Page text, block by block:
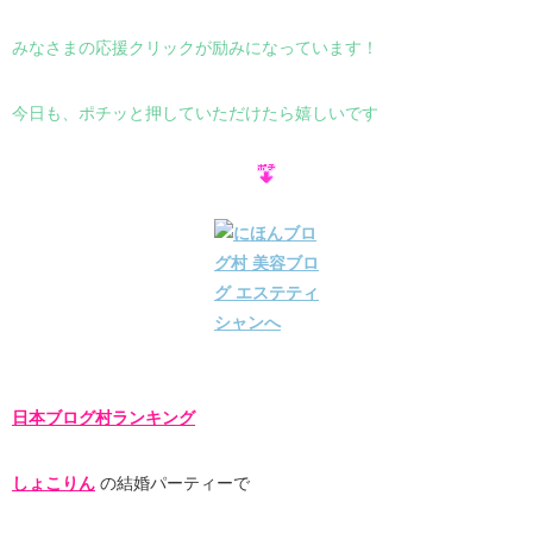
みなさまの応援クリックが励みになっています！
今日も、ポチッと押していただけたら嬉しいです
日本ブログ村ランキング
しょこりん の結婚パーティーで